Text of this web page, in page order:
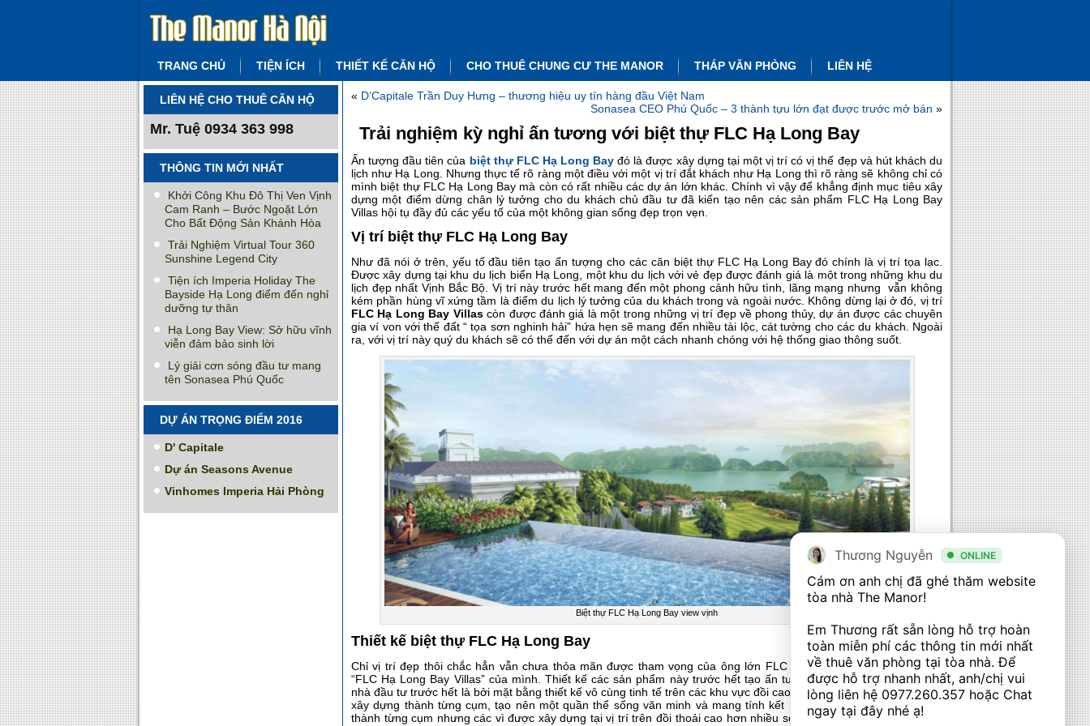
TRANG CHỦ TIỆN ÍCH THIẾT KẾ CĂN HỘ CHO THUÊ CHUNG CƯ THE MANOR THÁP VĂN PHÒNG LIÊN HỆ
LIÊN HỆ CHO THUÊ CĂN HỘ
Mr. Tuệ 0934 363 998
THÔNG TIN MỚI NHẤT
Khởi Công Khu Đô Thị Ven Vịnh
Cam Ranh – Bước Ngoặt Lớn
Cho Bất Động Sản Khánh Hòa
Trải Nghiệm Virtual Tour 360
Sunshine Legend City
Tiện ích Imperia Holiday The
Bayside Hạ Long điểm đến nghỉ
dưỡng tự thân
Hạ Long Bay View: Sở hữu vĩnh
viễn đảm bảo sinh lời
Lý giải cơn sóng đầu tư mang
tên Sonasea Phú Quốc
DỰ ÁN TRỌNG ĐIỂM 2016
D' Capitale
Dự án Seasons Avenue
Vinhomes Imperia Hải Phòng
« D’Capitale Trần Duy Hưng – thương hiệu uy tín hàng đầu Việt Nam
Sonasea CEO Phú Quốc – 3 thành tựu lớn đạt được trước mở bán »
Trải nghiệm kỳ nghỉ ấn tương với biệt thự FLC Hạ Long Bay
Ấn tượng đầu tiên của biệt thự FLC Hạ Long Bay đó là được xây dựng tại một vị trí có vị thế đẹp và hút khách du
lịch như Hạ Long. Nhưng thực tế rõ ràng một điều với một vị trí đắt khách như Hạ Long thì rõ ràng sẽ không chỉ có
mình biệt thự FLC Hạ Long Bay mà còn có rất nhiều các dự án lớn khác. Chính vì vậy để khẳng định mục tiêu xây
dựng một điểm dừng chân lý tưởng cho du khách chủ đầu tư đã kiến tạo nên các sản phẩm FLC Hạ Long Bay
Villas hội tụ đầy đủ các yếu tố của một không gian sống đẹp trọn vẹn.
Vị trí biệt thự FLC Hạ Long Bay
Như đã nói ở trên, yếu tố đầu tiên tạo ấn tượng cho các căn biệt thự FLC Hạ Long Bay đó chính là vị trí tọa lạc.
Được xây dựng tại khu du lịch biển Hạ Long, một khu du lịch với vẻ đẹp được đánh giá là một trong những khu du
lịch đẹp nhất Vịnh Bắc Bộ. Vị trí này trước hết mang đến một phong cảnh hữu tình, lãng mạng nhưng vẫn không
kém phần hùng vĩ xứng tầm là điểm du lịch lý tưởng của du khách trong và ngoài nước. Không dừng lại ở đó, vị trí
FLC Hạ Long Bay Villascòn được đánh giá là một trong những vị trí đẹp về phong thủy, dự án được các chuyên
gia ví von với thế đất “ tọa sơn nghinh hải” hứa hẹn sẽ mang đến nhiều tài lộc, cát tường cho các du khách. Ngoài
ra, với vị trí này quý du khách sẽ có thể đến với dự án một cách nhanh chóng với hệ thống giao thông suốt.
Biệt thự FLC Hạ Long Bay view vịnh
Thiết kế biệt thự FLC Hạ Long Bay
Chỉ vị trí đẹp thôi chắc hẳn vẫn chưa thỏa mãn được tham vọng của ông lớn FLC cho đứa con cưng mang tên
“FLC Hạ Long Bay Villas” của mình. Thiết kế các sản phẩm này trước hết tạo ấn tượng cho du khách và cả các
nhà đầu tư trước hết là bởi mặt bằng thiết kế vô cùng tinh tế trên các khu vực đồi cao. Ở đó, các căn biệt thự được
xây dựng thành từng cụm, tạo nên một quần thể sống văn minh và mang tính kết nối. Tuy rằng được xây dựng
thành từng cụm nhưng các vì được xây dựng tại vị trí trên đồi thoải cao hơn nhiều so với mực nước biển nên hầu
Thương Nguyễn ONLINE
Cám ơn anh chị đã ghé thăm website
tòa nhà The Manor!
Em Thương rất sẵn lòng hỗ trợ hoàn
toàn miễn phí các thông tin mới nhất
về thuê văn phòng tại tòa nhà. Để
được hỗ trợ nhanh nhất, anh/chị vui
lòng liên hệ 0977.260.357 hoặc Chat
ngay tại đây nhé ạ!